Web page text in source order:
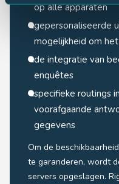
op alle apparaten
gepersonaliseerde
mogelijkheid om
de integratie van
enquêtes
specifieke routings
voorafgaande
gegevens
Om de
te garanderen, wordt
servers opgeslagen.